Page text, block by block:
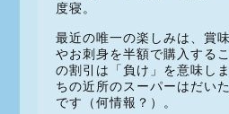
度寝。
最近の唯一の楽しみは、賞
やお刺身を半額で購入する
の割引は「負け」を意味し
ちの近所のスーパーはだい
です（何情報？）。